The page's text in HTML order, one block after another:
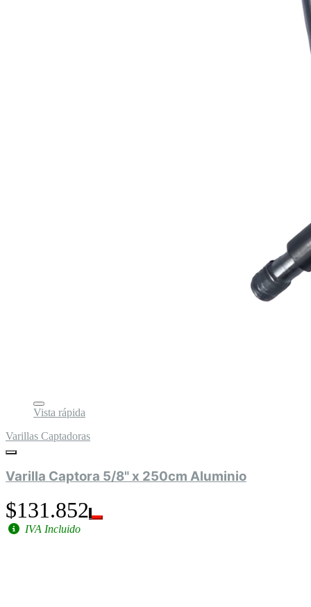
Vista rápida
Varillas Captadoras
Varilla Captora 5/8" x 250cm Aluminio
$131.852
IVA Incluido